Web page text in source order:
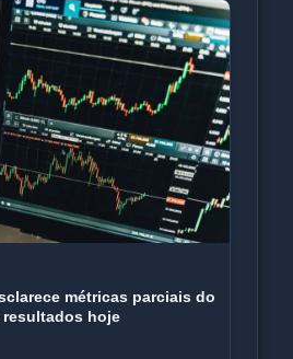
métricas parciais do
resultados hoje